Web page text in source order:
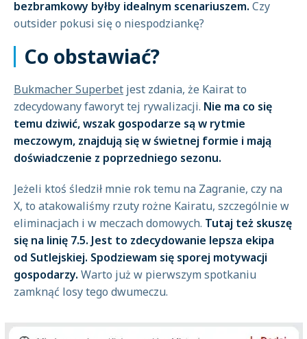
bezbramkowy byłby idealnym scenariuszem. Czy
outsider pokusi się o niespodziankę?
Co obstawiać?
Bukmacher Superbet jest zdania, że Kairat to
zdecydowany faworyt tej rywalizacji. Nie ma co się
temu dziwić, wszak gospodarze są w rytmie
meczowym, znajdują się w świetnej formie i mają
doświadczenie z poprzedniego sezonu.
Jeżeli ktoś śledził mnie rok temu na Zagranie, czy na
X, to atakowaliśmy rzuty rożne Kairatu, szczególnie w
eliminacjach i w meczach domowych. Tutaj też skuszę
się na linię 7.5. Jest to zdecydowanie lepsza ekipa
od Sutlejskiej. Spodziewam się sporej motywacji
gospodarzy. Warto już w pierwszym spotkaniu
zamknąć losy tego dwumeczu.